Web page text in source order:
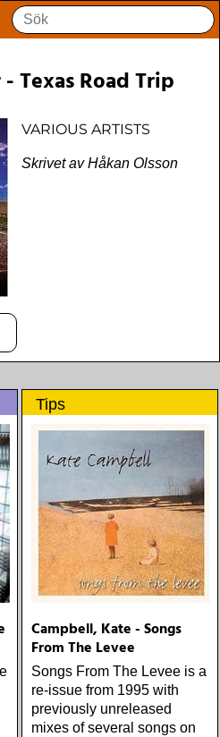
Texas Road Trip
VARIOUS ARTISTS
Skrivet av Håkan Olsson
Tips
Campbell, Kate - Songs
From The Levee
Songs From The Levee is a
re-issue from 1995 with
previously unreleased
mixes of several songs on